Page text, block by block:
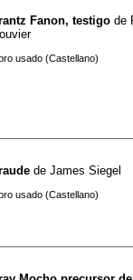
Fanon, testigo de
usado (Castellano)
de James Siegel
usado (Castellano)